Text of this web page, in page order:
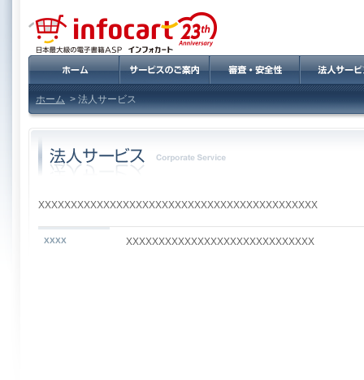
ホーム > 法人サービス
XXXXXXXXXXXXXXXXXXXXXXXXXXXXXXXXXXXXXXXXXXX
XXXX XXXXXXXXXXXXXXXXXXXXXXXXXXXXX